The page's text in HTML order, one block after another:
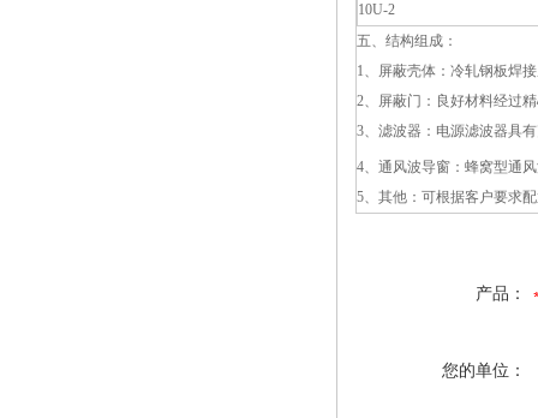
10U-2
五、结构组成：
1、屏蔽壳体：冷轧钢板焊
2、屏蔽门：良好材料经过
3、滤波器：电源滤波器具
4、通风波导窗：蜂窝型通
5、其他：可根据客户要求
产品：
您的单位：